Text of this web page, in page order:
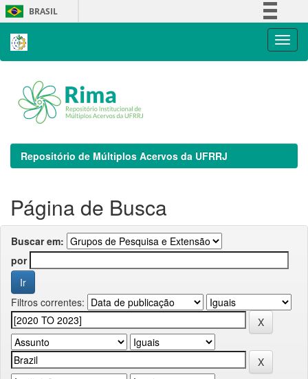
Skip
navigation
BRASIL
Repositório de Múltiplos Acervos da UFRRJ
Página de Busca
Buscar em:
por
Filtros correntes: